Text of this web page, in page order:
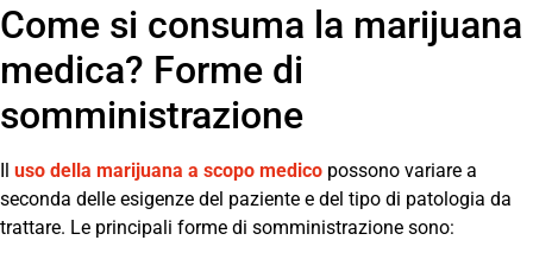
Come si consuma la marijuana
medica? Forme di
somministrazione
Il uso della marijuana a scopo medico possono variare a
seconda delle esigenze del paziente e del tipo di patologia da
trattare. Le principali forme di somministrazione sono: